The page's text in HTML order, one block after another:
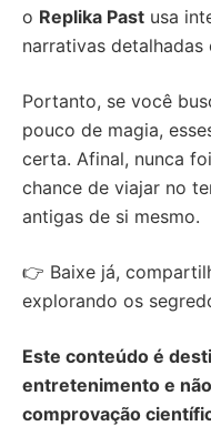
o Replika Past usa
narrativas detalhadas
Portanto, se você
pouco de magia,
certa. Afinal, nunca
chance de viajar no
antigas de si mesmo.
👉 Baixe já,
explorando os
Este conteúdo é
entretenimento e
comprovação